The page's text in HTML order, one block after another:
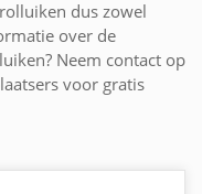
dus zowel
over de
Neem contact op
voor gratis